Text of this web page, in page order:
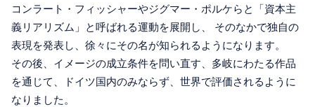
コンラート・フィッシャーやジグマー・ポルケらと「資本主
義リアリズム」と呼ばれる運動を展開し、 そのなかで独自の
表現を発表し、徐々にその名が知られるようになります。
その後、イメージの成立条件を問い直す、多岐にわたる作品
を通じて、ドイツ国内のみならず、世界で評価されるように
なりました。